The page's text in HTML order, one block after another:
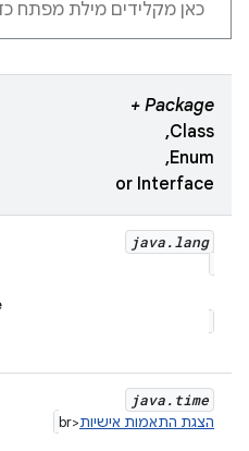
Package +
Class,
Enum,
or Interface
java.lang
java. time
הצגת התאמות אישיות<br